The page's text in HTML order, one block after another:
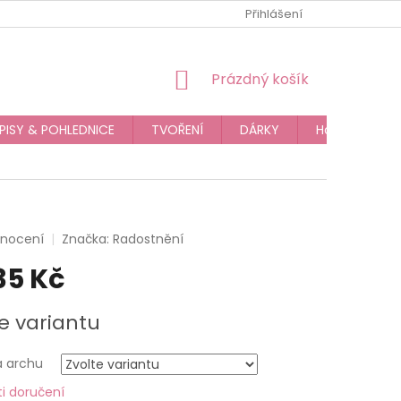
OBCHODNÍ PODMÍNKY
Přihlášení
NÁKUPNÍ
Prázdný košík
& POHLEDNICE TVOŘENÍ DÁRKY
Hodnocení
Značka: Radostnění
Kč
variantu
archu
doručení